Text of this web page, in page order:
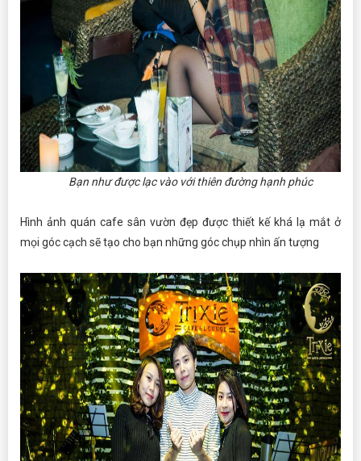
Bạn như được lạc vào với thiên đường hạnh phúc
Hình ảnh quán cafe sân vườn đẹp được thiết kế khá lạ mắt ở
mọi góc cạch sẽ tạo cho bạn những góc chụp nhìn ấn tượng